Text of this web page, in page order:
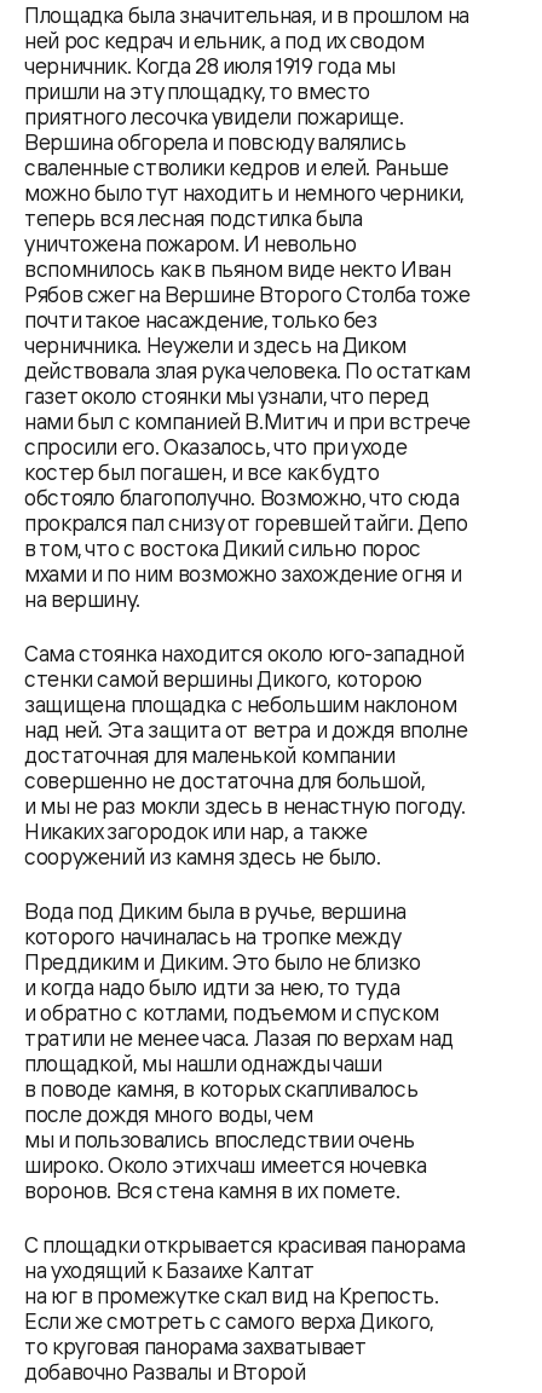
Площадка была значительная, и в прошлом на
ней рос кедрач и ельник, а под их сводом
черничник. Когда 28 июля 1919 года мы
пришли на эту площадку, то вместо
приятного лесочка увидели пожарище.
Вершина обгорела и повсюду валялись
сваленные стволики кедров и елей. Раньше
можно было тут находить и немного черники,
теперь вся лесная подстилка была
уничтожена пожаром. И невольно
вспомнилось как в пьяном виде некто Иван
Рябов сжег на Вершине Второго Столба тоже
почти такое насаждение, только без
черничника. Неужели и здесь на Диком
действовала злая рука человека. По остаткам
газет около стоянки мы узнали, что перед
нами был с компанией В.Митич и при встрече
спросили его. Оказалось, что при уходе
костер был погашен, и все как будто
обстояло благополучно. Возможно, что сюда
прокрался пал снизу от горевшей тайги. Депо
в том, что с востока Дикий сильно порос
мхами и по ним возможно захождение огня и
на вершину.
Сама стоянка находится около юго-западной
стенки самой вершины Дикого, которою
защищена площадка с небольшим наклоном
над ней. Эта защита от ветра и дождя вполне
достаточная для маленькой компании
совершенно не достаточна для большой,
и мы не раз мокли здесь в ненастную погоду.
Никаких загородок или нар, а также
сооружений из камня здесь не было.
Вода под Диким была в ручье, вершина
которого начиналась на тропке между
Преддиким и Диким. Это было не близко
и когда надо было идти за нею, то туда
и обратно с котлами, подъемом и спуском
тратили не менее часа. Лазая по верхам над
площадкой, мы нашли однажды чаши
в поводе камня, в которых скапливалось
после дождя много воды, чем
мы и пользовались впоследствии очень
широко. Около этих чаш имеется ночевка
воронов. Вся стена камня в их помете.
С площадки открывается красивая панорама
на уходящий к Базаихе Калтат
на юг в промежутке скал вид на Крепость.
Если же смотреть с самого верха Дикого,
то круговая панорама захватывает
добавочно Развалы и Второй